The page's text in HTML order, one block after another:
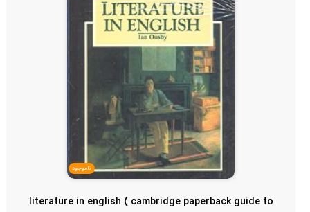
ناموجود
literature in english ( cambridge paperback guide to